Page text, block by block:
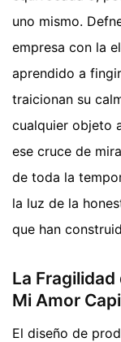
uno mismo.
empresa con la
aprendido a
traicionan su
cualquier objeto
ese cruce de
de toda la
la luz de la
que han
La
Mi Amor
El diseño de